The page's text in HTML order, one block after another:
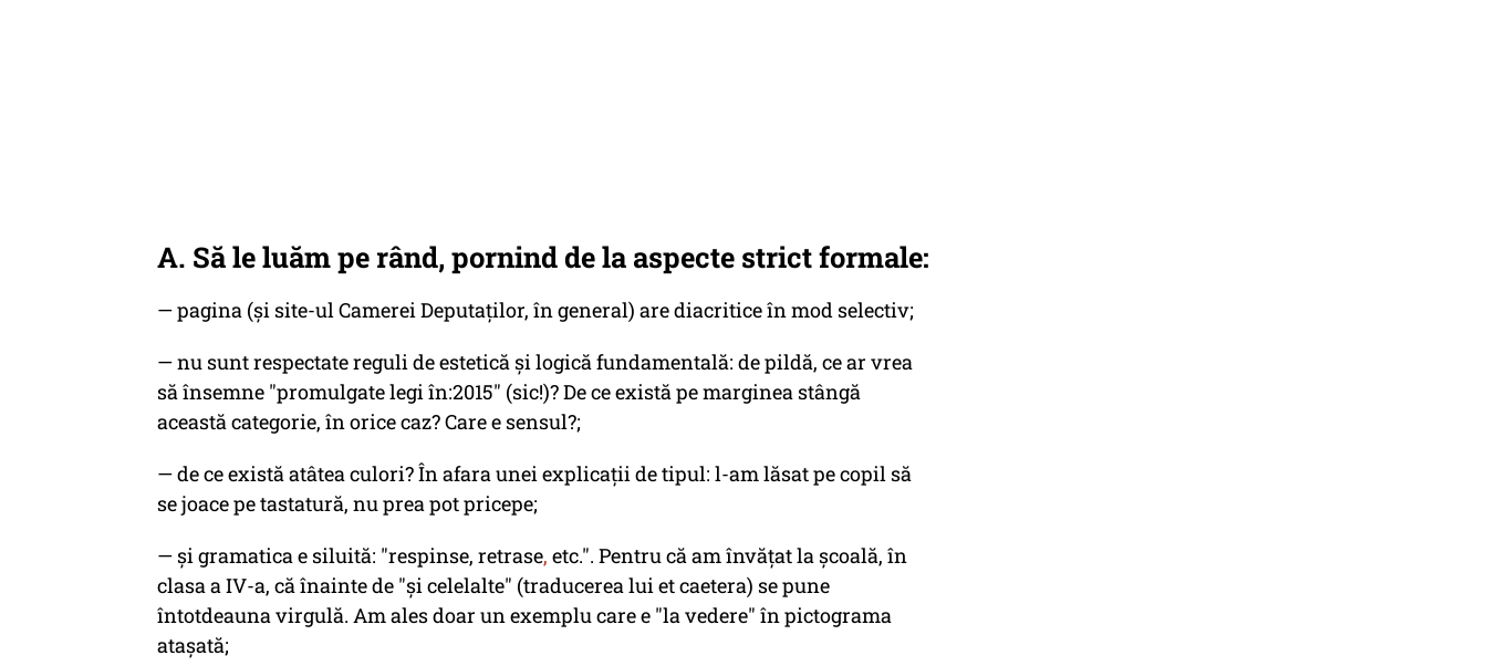
A. Să le luăm pe rând, pornind de la aspecte strict formale:
— pagina (și site-ul Camerei Deputaților, în general) are diacritice în mod selectiv;
— nu sunt respectate reguli de estetică și logică fundamentală: de pildă, ce ar vrea
să însemne "promulgate legi în:2015" (sic!)? De ce există pe marginea stângă
această categorie, în orice caz? Care e sensul?;
— de ce există atâtea culori? În afara unei explicații de tipul: l-am lăsat pe copil să
se joace pe tastatură, nu prea pot pricepe;
— și gramatica e siluită: "respinse, retrase, etc.". Pentru că am învățat la școală, în
clasa a IV-a, că înainte de "și celelalte" (traducerea luiet caetera) se pune
întotdeauna virgulă. Am ales doar un exemplu care e "la vedere" în pictograma
atașată;